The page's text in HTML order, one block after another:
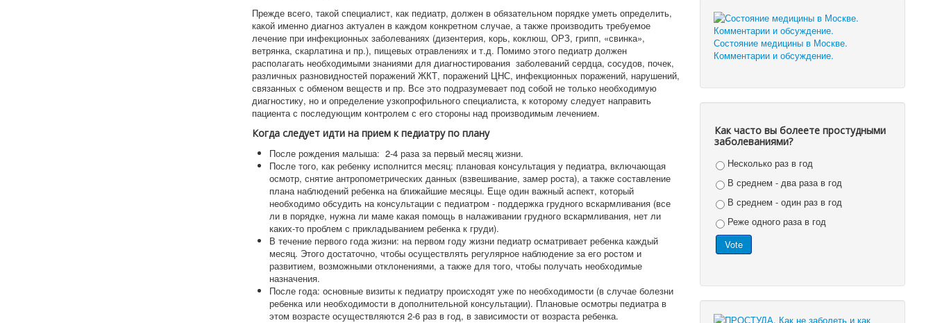
Прежде всего, такой специалист, как педиатр, должен в обязательном порядке уметь определить,
какой именно диагноз актуален в каждом конкретном случае, а также производить требуемое
лечение при инфекционных заболеваниях (дизентерия, корь, коклюш, ОРЗ, грипп, «свинка»,
ветрянка, скарлатина и пр.), пищевых отравлениях и т.д. Помимо этого педиатр должен
располагать необходимыми знаниями для диагностирования заболеваний сердца, сосудов, почек,
различных разновидностей поражений ЖКТ, поражений ЦНС, инфекционных поражений, нарушений,
связанных с обменом веществ и пр. Все это подразумевает под собой не только необходимую
диагностику, но и определение узкопрофильного специалиста, к которому следует направить
пациента с последующим контролем с его стороны над производимым лечением.
Когда следует идти на прием к педиатру по плану
После рождения малыша: 2-4 раза за первый месяц жизни.
После того, как ребенку исполнится месяц: плановая консультация у педиатра, включающая
осмотр, снятие антропометрических данных (взвешивание, замер роста), а также составление
плана наблюдений ребенка на ближайшие месяцы. Еще один важный аспект, который
необходимо обсудить на консультации с педиатром - поддержка грудного вскармливания (все
ли в порядке, нужна ли маме какая помощь в налаживании грудного вскармливания, нет ли
каких-то проблем с прикладыванием ребенка к груди).
В течение первого года жизни: на первом году жизни педиатр осматривает ребенка каждый
месяц. Этого достаточно, чтобы осуществлять регулярное наблюдение за его ростом и
развитием, возможными отклонениями, а также для того, чтобы получать необходимые
назначения.
После года: основные визиты к педиатру происходят уже по необходимости (в случае болезни
ребенка или необходимости в дополнительной консультации). Плановые осмотры педиатра в
этом возрасте осуществляются 2-6 раз в год, в зависимости от возраста ребенка.
Состояние медицины в Москве.
Комментарии и обсуждение.
Как часто вы болеете простудными
заболеваниями?
Несколько раз в год
В среднем - два раза в год
В среднем - один раз в год
Реже одного раза в год